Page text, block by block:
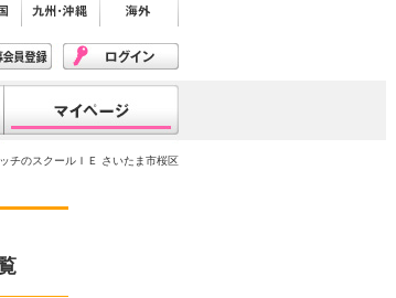
チのスクールＩＥ さいたま市桜区